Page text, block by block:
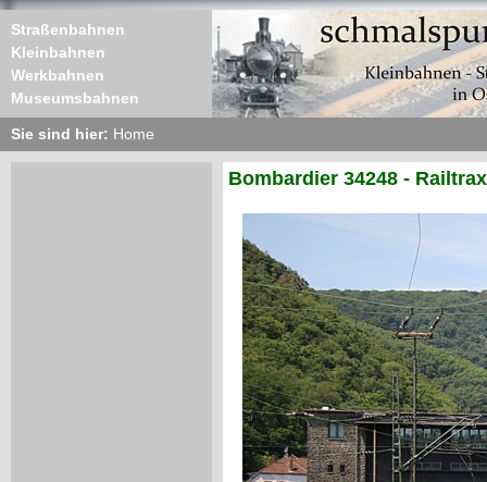
Straßenbahnen
Kleinbahnen
Werkbahnen
Museumsbahnen
Sie sind hier: Home
Bombardier 34248 -